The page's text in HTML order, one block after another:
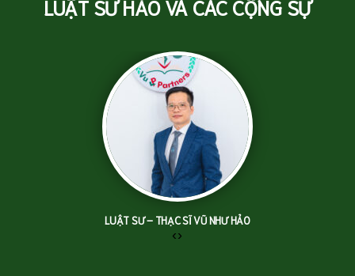
Luật sư riêng – Tư vấn pháp luật thường xuyên
LUẬT SƯ HẢO VÀ CÁC CỘNG SỰ
LUẬT SƯ – THẠC SĨ VŨ NHƯ HẢO
‹›